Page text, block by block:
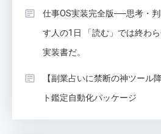
仕事OS実装完全版──思考・
す人の1日 「読む」では終わ
実装書だ。
【副業占いに禁断の神ツール
ト鑑定自動化パッケージ